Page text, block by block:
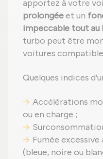
apportez à votre
prolongéeet un
impeccable tout au
turbo peut être
voitures
Quelques indices
Accélérations
ou en charge ;
Fumée
(bleue, noire ou